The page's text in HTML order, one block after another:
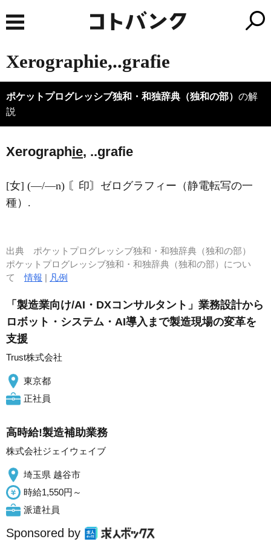
Xerographie,..grafie
ポケットプログレッシブ独和・和独辞典（独和の部） の解
説
Xerographie, ..grafie
[女] (―/―n) 〘印〙ゼログラフィー（静電転写の一
種）.
出典 ポケットプログレッシブ独和・和独辞典（独和の部）
ポケットプログレッシブ独和・和独辞典（独和の部）につい
て情報 | 凡例
「製造業向け/AI・DXコンサルタント」業務設計から
ロボット・システム・AI導入まで製造現場の変革を
支援
Trust株式会社
東京都
正社員
高時給!製造補助業務
株式会社ジェイウェイブ
埼玉県 越谷市
時給1,550円～
派遣社員
Sponsored by